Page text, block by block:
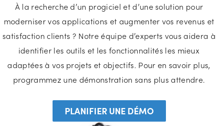
À la recherche d’un progiciel et d’une solution pour
moderniser vos applications et augmenter vos revenus et
satisfaction clients ? Notre équipe d’experts vous aidera à
identifier les outils et les fonctionnalités les mieux
adaptées à vos projets et objectifs. Pour en savoir plus,
programmez une démonstration sans plus attendre.
PLANIFIER UNE DÉMO